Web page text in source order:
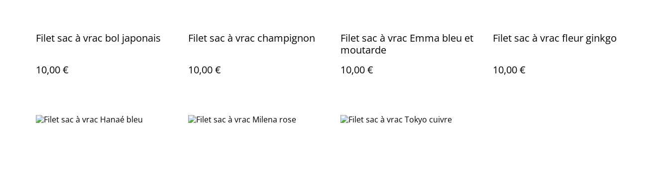
Filet sac à vrac bol japonais
10,00 €
Filet sac à vrac champignon
10,00 €
Filet sac à vrac Emma bleu et
moutarde
10,00 €
Filet sac à vrac fleur ginkgo
10,00 €